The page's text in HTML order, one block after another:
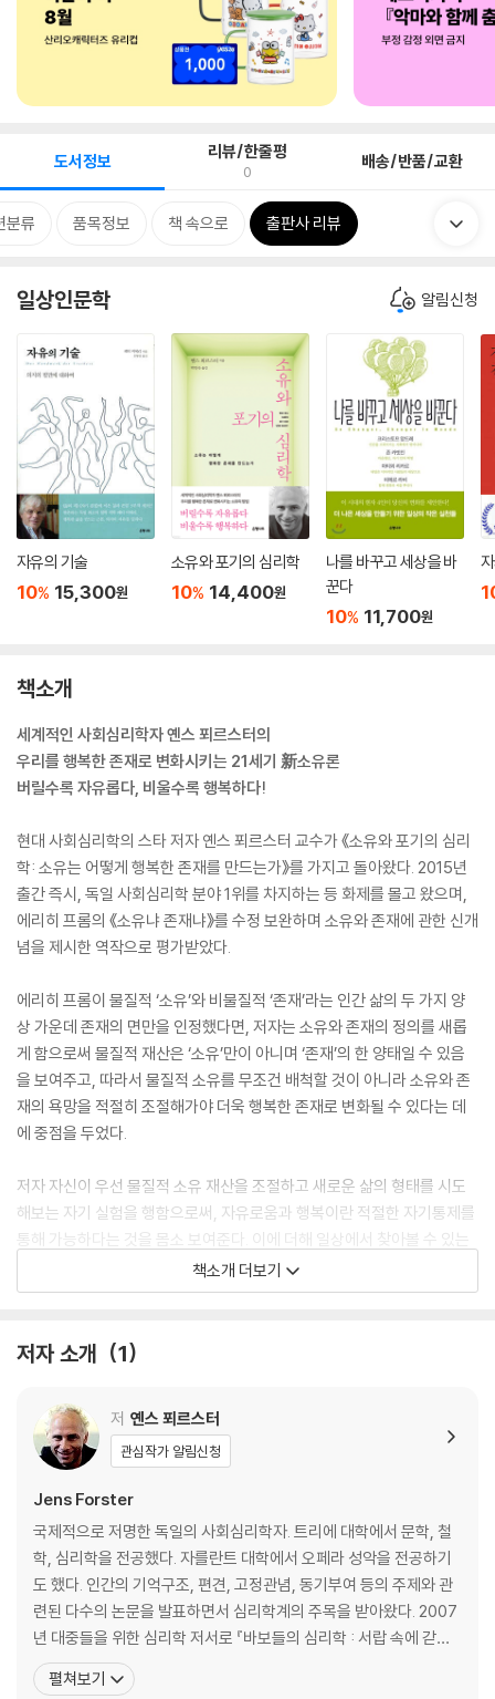
도서정보 리뷰/한줄평
0 배송/반품/교환
분류 품목정보 책 속으로 출판사 리뷰
일상인문학 알림신청
자유의 기술
10% 15,300원
소유와 포기의 심리학
10% 14,400원
나를 바꾸고 세상을 바
꾼다
10% 11,700원
책소개
세계적인 사회심리학자 옌스 푀르스터의
우리를 행복한 존재로 변화시키는 21세기 新소유론
버릴수록 자유롭다, 비울수록 행복하다!
현대 사회심리학의 스타 저자 옌스 푀르스터 교수가 《소유와 포기의 심리
학: 소유는 어떻게 행복한 존재를 만드는가》를 가지고 돌아왔다. 2015년
출간 즉시, 독일 사회심리학 분야 1위를 차지하는 등 화제를 몰고 왔으며,
에리히 프롬의 《소유냐 존재냐》를 수정 보완하며 소유와 존재에 관한 신개
념을 제시한 역작으로 평가받았다.
에리히 프롬이 물질적 ‘소유’와 비물질적 ‘존재’라는 인간 삶의 두 가지 양
상 가운데 존재의 면만을 인정했다면, 저자는 소유와 존재의 정의를 새롭
게 함으로써 물질적 재산은 ‘소유’만이 아니며 ‘존재’의 한 양태일 수 있음
을 보여주고, 따라서 물질적 소유를 무조건 배척할 것이 아니라 소유와 존
재의 욕망을 적절히 조절해가야 더욱 행복한 존재로 변화될 수 있다는 데
에 중점을 두었다.
저자 자신이 우선 물질적 소유 재산을 조절하고 새로운 삶의 형태를 시도
해보는 자기 실험을 행함으로써, 자유로움과 행복이란 적절한 자기통제를
통해 가능하다는 것을 몸소 보여준다. 이에 더해 일상에서 찾아볼 수 있는
사례들을 수집하여 일반 독자들이 쉽게 이해할 수 있도록 기술하고, 본문
뒷부분의 ‘용어해설’에서 어려운 심리학 용어를 쉽게 풀이해준다. 전반적
석학 등 수많은 분야의 연구자들이 행한 연구와 실험 결과로써 이론적으로
으로 흩어져 있던 소유와 존재에 관한 연구를 포괄적으로 종합하여 집대성
한 21세기 신(新)소유론이라 할 수 있다.
책소개 더보기
저자 소개 1
저 옌스 푀르스터
관심작가 알림신청
Jens Forster
국제적으로 저명한 독일의 사회심리학자. 트리에 대학에서 문학, 철
학, 심리학을 전공했다. 자를란트 대학에서 오페라 성악을 전공하기
도 했다. 인간의 기억구조, 편견, 고정관념, 동기부여 등의 주제와 관
련된 다수의 논문을 발표하면서 심리학계의 주목을 받아왔다. 2007
년 대중들을 위한 심리학 저서로 『바보들의 심리학 : 서랍 속에 갇힌
생각』을 출간하여 독자들과 언론의 큰 호평을 받았다. 현재 독일 브레
멘 국제대학과 네덜란드 암스테르담 대학에서 교수로 재직하고 있다.
펼쳐보기